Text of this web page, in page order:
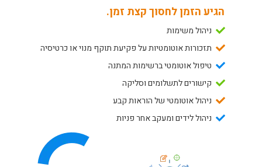
הגיע הזמן לחסוך קצת זמן.
ניהול משימות
תזכורות אוטומטיות על פקיעת תוקף מנוי או כרטיסיה
טיפול אוטומטי ברשימות המתנה
קישורים לתשלומים וסליקה
ניהול אוטומטי של הוראות קבע
ניהול לידים ומעקב אחר פניות